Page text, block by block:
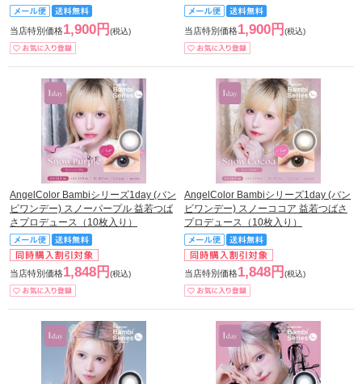
当店特別価格1,900円 (税込) 当店特別価格1,900円 (税込)
AngelColor Bambiシリーズ1day (バン
ビワンデー) スノーパープル 益若つば
さプロデュース（10枚入り）
当店特別価格1,848円 (税込)
AngelColor Bambiシリーズ1day (バン
ビワンデー) スノーココア 益若つばさ
プロデュース（10枚入り）
当店特別価格1,848円 (税込)